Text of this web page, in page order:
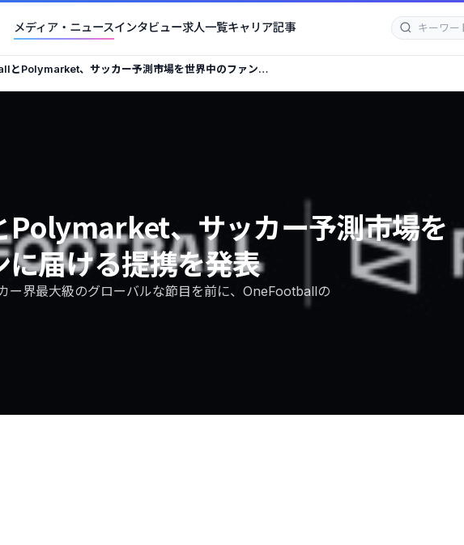
メディア・ニュースインタビュー求人一覧キャリア記事
とPolymarket、サッカー予測市場を世界中のファンに
、サッカー予測市場を
届ける提携を発表
ー界最大級のグローバルな節目を前に、OneFootballの